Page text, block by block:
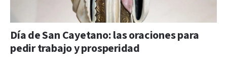
Día de San Cayetano: las oraciones para
pedir trabajo y prosperidad